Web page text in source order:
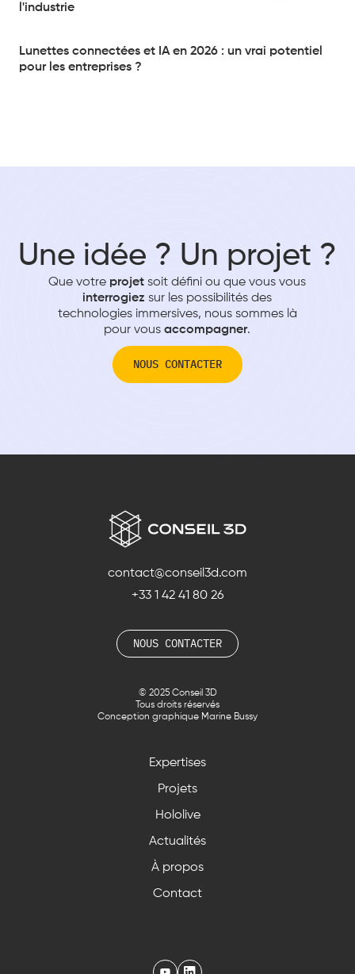
l'industrie
Lunettes connectées et IA en 2026 : un vrai potentiel
pour les entreprises ?
Une idée ? Un projet ?
Que votre projet soit défini ou que vous vous
interrogiez sur les possibilités des
technologies immersives, nous sommes là
pour vousaccompagner.
NOUS CONTACTER
contact@conseil3d.com
+33 1 42 41 80 26
NOUS CONTACTER
© 2025 Conseil 3D
Tous droits réservés
Conception graphique Marine Bussy
Expertises
Projets
Hololive
Actualités
À propos
Contact